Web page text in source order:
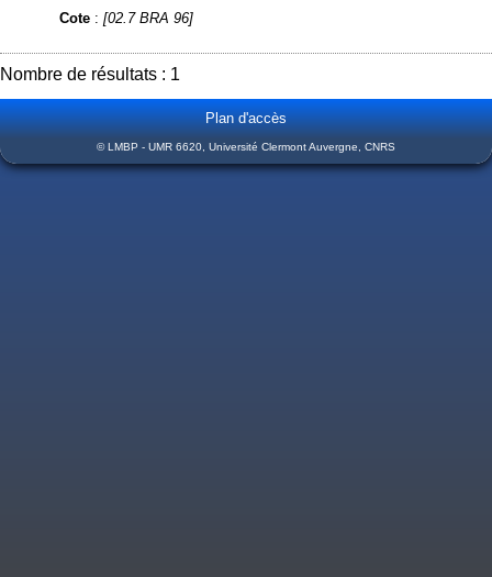
Cote :[02.7 BRA 96]
Nombre de résultats : 1
Plan d'accès
© LMBP - UMR 6620, Université Clermont Auvergne, CNRS